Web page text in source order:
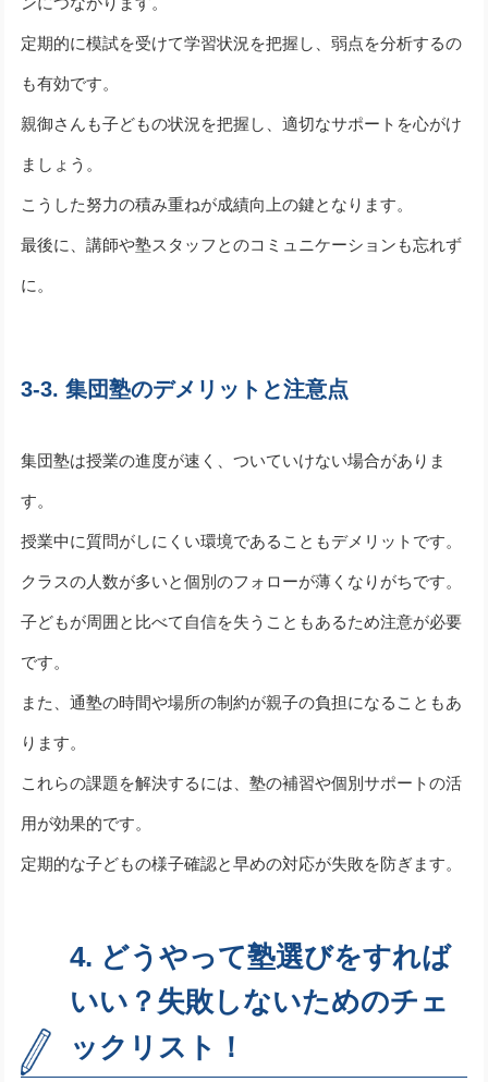
定期的に模試を受けて学習状況を把握し、弱点を分析するの
も有効です。
親御さんも子どもの状況を把握し、適切なサポートを心がけ
ましょう。
こうした努力の積み重ねが成績向上の鍵となります。
最後に、講師や塾スタッフとのコミュニケーションも忘れず
に。
3-3. 集団塾のデメリットと注意点
集団塾は授業の進度が速く、ついていけない場合がありま
す。
授業中に質問がしにくい環境であることもデメリットです。
クラスの人数が多いと個別のフォローが薄くなりがちです。
子どもが周囲と比べて自信を失うこともあるため注意が必要
です。
また、通塾の時間や場所の制約が親子の負担になることもあ
ります。
これらの課題を解決するには、塾の補習や個別サポートの活
用が効果的です。
定期的な子どもの様子確認と早めの対応が失敗を防ぎます。
4. どうやって塾選びをすれば
いい？失敗しないためのチェ
ックリスト！